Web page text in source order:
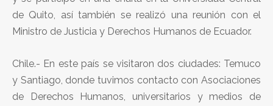
de Quito, así también se realizó una reunión con el
Ministro de Justicia y Derechos Humanos de Ecuador.
Chile.- En este país se visitaron dos ciudades: Temuco
y Santiago, donde tuvimos contacto con Asociaciones
de Derechos Humanos, universitarios y medios de